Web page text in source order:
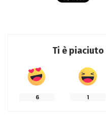
Ti è
6 1